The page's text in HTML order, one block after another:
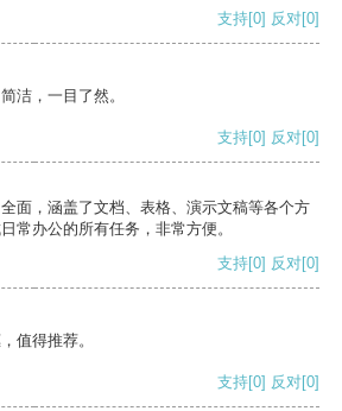
支持[0] 反对[0]
洁，一目了然。
支持[0] 反对[0]
面，涵盖了文档、表格、演示文稿等各个方
常办公的所有任务，非常方便。
支持[0] 反对[0]
值得推荐。
支持[0] 反对[0]